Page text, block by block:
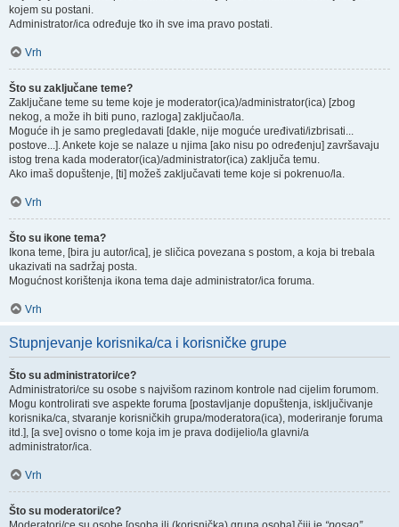
kojem su postani.
Administrator/ica određuje tko ih sve ima pravo postati.
Vrh
Što su zaključane teme?
Zaključane teme su teme koje je moderator(ica)/administrator(ica) [zbog
nekog, a može ih biti puno, razloga] zaključao/la.
Moguće ih je samo pregledavati [dakle, nije moguće uređivati/izbrisati...
postove...]. Ankete koje se nalaze u njima [ako nisu po određenju] završavaju
istog trena kada moderator(ica)/administrator(ica) zaključa temu.
Ako imaš dopuštenje, [ti] možeš zaključavati teme koje si pokrenuo/la.
Vrh
Što su ikone tema?
Ikona teme, [bira ju autor/ica], je sličica povezana s postom, a koja bi trebala
ukazivati na sadržaj posta.
Mogućnost korištenja ikona tema daje administrator/ica foruma.
Vrh
Stupnjevanje korisnika/ca i korisničke grupe
Što su administratori/ce?
Administratori/ce su osobe s najvišom razinom kontrole nad cijelim forumom.
Mogu kontrolirati sve aspekte foruma [postavljanje dopuštenja, isključivanje
korisnika/ca, stvaranje korisničkih grupa/moderatora(ica), moderiranje foruma
itd.], [a sve] ovisno o tome koja im je prava dodijelio/la glavni/a
administrator/ica.
Vrh
Što su moderatori/ce?